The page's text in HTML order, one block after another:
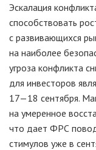
Эскалация
способствовать
с развивающихся
на наиболее
угроза конфликта
для инвесторов
17—18 сентября.
на умеренное
что дает ФРС
стимулов уже в